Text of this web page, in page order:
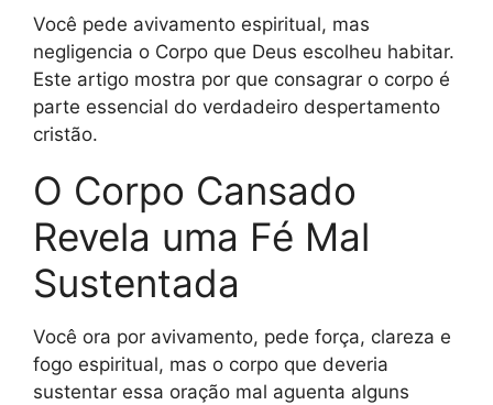
Você pede avivamento espiritual, mas
negligencia o Corpo que Deus escolheu habitar.
Este artigo mostra por que consagrar o corpo é
parte essencial do verdadeiro despertamento
cristão.
O Corpo Cansado
Revela uma Fé Mal
Sustentada
Você ora por avivamento, pede força, clareza e
fogo espiritual, mas o corpo que deveria
sustentar essa oração mal aguenta alguns